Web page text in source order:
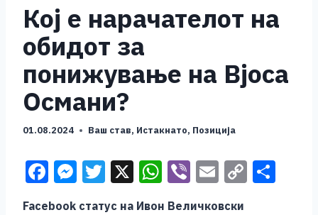
Кој е нарачателот на
обидот за
понижување на Вјоса
Османи?
01.08.2024 Ваш став, Истакнато, Позиција
F
a
M T X W
h
Vi E C
Facebook статус на Ивон Величковски